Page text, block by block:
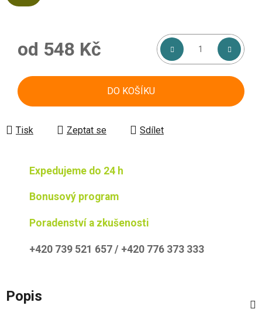
od 548 Kč
DO KOŠÍKU
Tisk Zeptat se Sdílet
Expedujeme do 24 h
Bonusový program
Poradenství a zkušenosti
+420 739 521 657 / +420 776 373 333
Popis